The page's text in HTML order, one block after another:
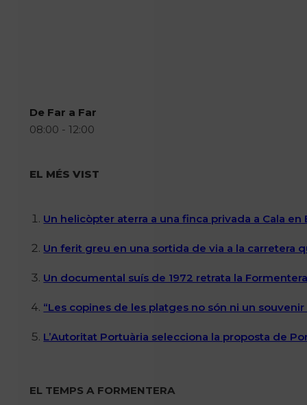
De Far a Far
08:00 - 12:00
EL MÉS VIST
Un helicòpter aterra a una finca privada a Cala
Un ferit greu en una sortida de via a la carretera
Un documental suís de 1972 retrata la
“Les copines de les platges no són ni un
L’Autoritat Portuària selecciona la proposta de
EL TEMPS A FORMENTERA